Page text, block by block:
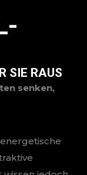
SIE RAUS
senken,